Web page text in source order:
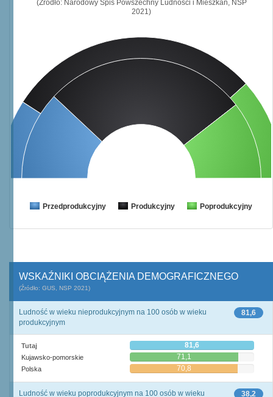
(Źródło: Narodowy Spis Powszechny Ludności i Mieszkań, NSP
2021)
Przedprodukcyjny Produkcyjny Poprodukcyjny
WSKAŹNIKI OBCIĄŻENIA DEMOGRAFICZNEGO
(Źródło: GUS, NSP 2021)
81,6
Ludność w wieku nieprodukcyjnym na 100 osób w wieku
produkcyjnym
Tutaj 81,6
Kujawsko-pomorskie 71,1
Polska 70,8
38,2
Ludność w wieku poprodukcyjnym na 100 osób w wieku